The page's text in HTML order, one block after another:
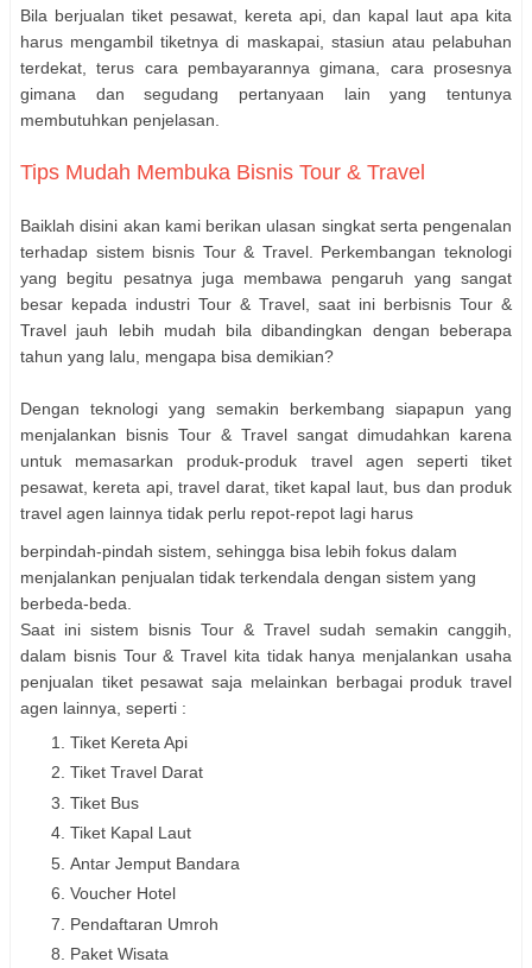
Bila berjualan tiket pesawat, kereta api, dan kapal laut apa kita
harus mengambil tiketnya di maskapai, stasiun atau pelabuhan
terdekat, terus cara pembayarannya gimana, cara prosesnya
gimana dan segudang pertanyaan lain yang tentunya
membutuhkan penjelasan.
Tips Mudah Membuka Bisnis Tour & Travel
Baiklah disini akan kami berikan ulasan singkat serta pengenalan
terhadap sistem bisnis Tour & Travel. Perkembangan teknologi
yang begitu pesatnya juga membawa pengaruh yang sangat
besar kepada industri Tour & Travel, saat ini berbisnis Tour &
Travel jauh lebih mudah bila dibandingkan dengan beberapa
tahun yang lalu, mengapa bisa demikian?
Dengan teknologi yang semakin berkembang siapapun yang
menjalankan bisnis Tour & Travel sangat dimudahkan karena
untuk memasarkan produk-produk travel agen seperti tiket
pesawat, kereta api, travel darat, tiket kapal laut, bus dan produk
travel agen lainnya tidak perlu repot-repot lagi harus
berpindah-pindah sistem, sehingga bisa lebih fokus dalam
menjalankan penjualan tidak terkendala dengan sistem yang
berbeda-beda.
Saat ini sistem bisnis Tour & Travel sudah semakin canggih,
dalam bisnis Tour & Travel kita tidak hanya menjalankan usaha
penjualan tiket pesawat saja melainkan berbagai produk travel
agen lainnya, seperti :
Tiket Kereta Api
Tiket Travel Darat
Tiket Bus
Tiket Kapal Laut
Antar Jemput Bandara
Voucher Hotel
Pendaftaran Umroh
Paket Wisata